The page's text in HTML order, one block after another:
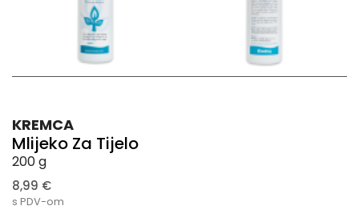
KREMCA
Mlijeko Za Tijelo
200 g
8,99 €
s PDV-om